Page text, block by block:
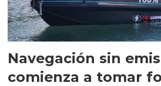
Navegación sin
comienza a tomar